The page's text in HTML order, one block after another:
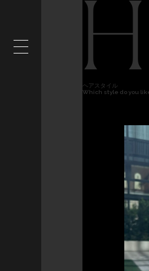
ヘアスタイル
Which style do you